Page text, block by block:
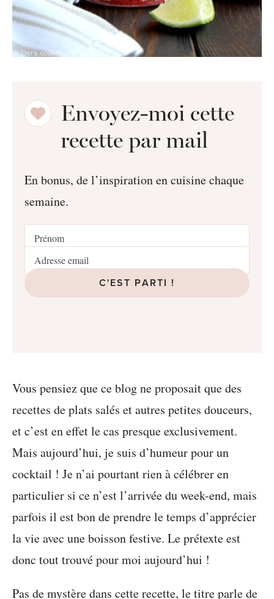
Envoyez-moi cette
recette par mail
En bonus, de l’inspiration en cuisine chaque
semaine.
C'EST PARTI !
Vous pensiez que ce blog ne proposait que des
recettes de plats salés et autres petites douceurs,
et c’est en effet le cas presque exclusivement.
Mais aujourd’hui, je suis d’humeur pour un
cocktail ! Je n’ai pourtant rien à célébrer en
particulier si ce n’est l’arrivée du week-end, mais
parfois il est bon de prendre le temps d’apprécier
la vie avec une boisson festive. Le prétexte est
donc tout trouvé pour moi aujourd’hui !
Pas de mystère dans cette recette, le titre parle de